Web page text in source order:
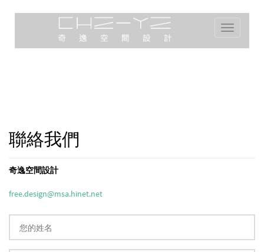
Toggle
聯絡我們
奇逸空間設計
free.design@msa.hinet.net